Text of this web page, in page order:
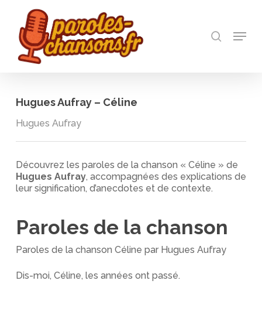
main
content
Menu
Hugues Aufray – Céline
Hugues Aufray
Découvrez les paroles de la chanson « Céline » de
Hugues Aufray, accompagnées des explications de
leur signification, d’anecdotes et de contexte.
Paroles de la chanson
Paroles de la chanson Céline par Hugues Aufray
Dis-moi, Céline, les années ont passé.
Close